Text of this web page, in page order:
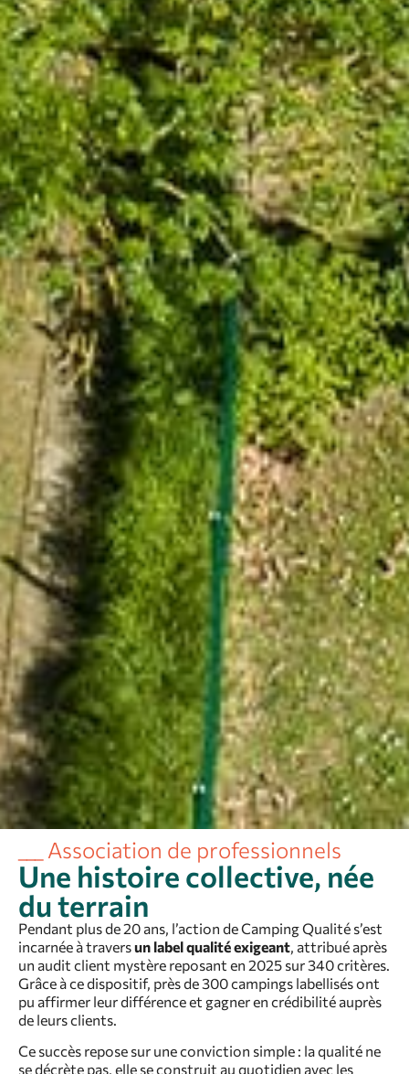
___ Association de professionnels
Une histoire collective, née
du terrain
Pendant plus de 20 ans, l’action de Camping Qualité s’est
incarnée à traversun label qualité exigeant, attribué après
un audit client mystère reposant en 2025 sur 340 critères.
Grâce à ce dispositif, près de 300 campings labellisés ont
pu affirmer leur différence et gagner en crédibilité auprès
de leurs clients.
Ce succès repose sur une conviction simple : la qualité ne
se décrète pas, elle se construit au quotidien avec les